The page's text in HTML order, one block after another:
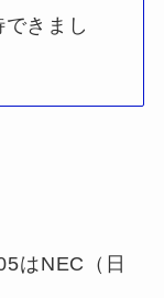
きまし
はNEC（日